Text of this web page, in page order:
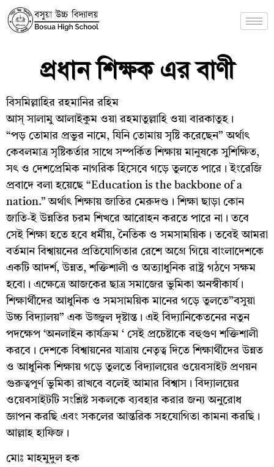
প্রধান শিক্ষক এর বাণী
বিসমিল্লাহির রহমানির রহিম
আস্ সালামু আলাইকুম ওয়া রহমাতুল্লাহি ওয়া বারকাতুহ।
“পড় তোমার প্রভুর নামে, যিনি তোমায় সৃষ্টি করেছেন” অর্থাৎ
কেবলমাত্র সৃষ্টিকর্তার সাথে সম্পর্কিত শিক্ষায় মানুষকে সুশিক্ষিত,
সৎ ও দেশপ্রেমিক নাগরিক হিসেবে গড়ে তুলতে পারে। ইংরেজি
প্রবাদে বলা হয়েছে “Education is the backbone of a
nation.” অর্থাৎ শিক্ষায় জাতির মেরুদণ্ড। শিক্ষা ছাড়া কোন
জাতি-ই উন্নতির চরম শিখরে আরোহন করতে পারে না। তবে
সেই শিক্ষা হতে হবে ধর্মীয়, নৈতিক ও সমসাময়িক। তবেই আমরা
বর্তমান বিশ্বায়নের প্রতিযোগিতার রেশে অগ্রে গিয়ে বাংলাদেশকে
একটি আদর্শ, উন্নত, শক্তিশালী ও অত্যাধুনিক রাষ্ট্র গঠণে সক্ষম
হবো। এক্ষেত্রে আজকের ছাত্র সমাজের ভুমিকা অনস্বীকার্য।
শিক্ষার্থীদের আধুনিক ও সমসাময়িক মানের গড়ে তুলতে”বসুয়া
উচ্চ বিদ্যালয়” এক উজ্জ্বল দৃষ্টান্ত। এই বিদ্যানিকেতনের নতুন
পদক্ষেপ ‘অনলাইন কার্যক্রম ‘ সেই প্রচেষ্টাকে বহুগুণ শক্তিশালী
করবে। দেশকে বিশ্বায়নের যাত্রায় নেতৃত্ব দিতে শিক্ষার্থীদের উন্নত
ও আধুনিক শিক্ষায় গড়ে তুলতে বিদ্যালয়ের ওয়েবসাইট প্রণয়ন
গুরুত্বপূর্ণ ভুমিকা রাখবে বলেই আমার বিশ্বাস। বিদ্যালয়ের
ওয়েবসাইটটি সংশ্লিষ্ট সকলকে ব্যবহার করার জন্য অনুরোধ
জ্ঞাপন করছি এবং সকলের আন্তরিক সহযোগিতা কামনা করছি।
আল্লাহ হাফিজ।
মোঃ মাহমুদুল হক